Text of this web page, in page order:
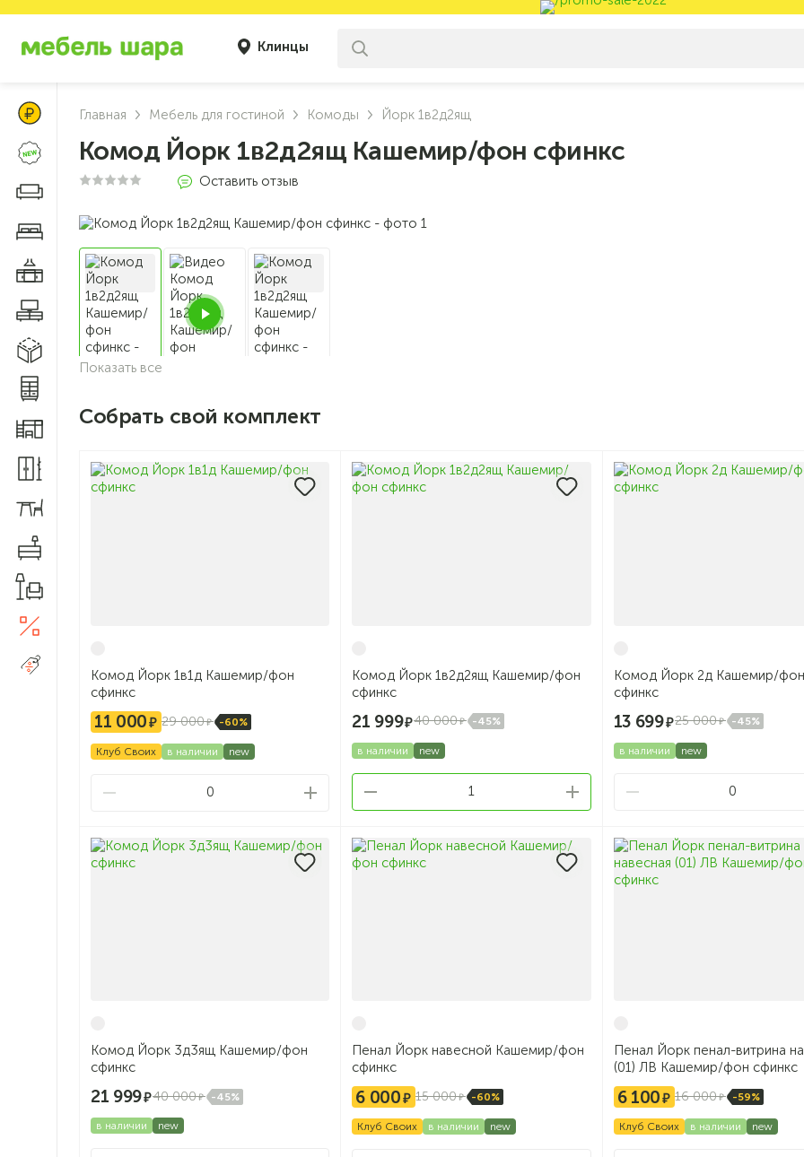
Клинцы
Цены Клуба Своих
Новинки
Мебель для спальни
Мебель для кухни
Мебель для гостиной
Модульные системы
Мебель для детской
Шкафы и прихожие
Главная Мебель для гостиной Комоды Йорк 1в2д2ящ
Комод Йорк 1в2д2ящ Кашемир/фон сфинкс
Оставить отзыв
Показать все
Собрать свой комплект
Комод Йорк 1в1д Кашемир/фон
сфинкс
11 000 29 000 -60%
Клуб Своих в наличии new
0
Комод Йорк 1в2д2ящ Кашемир/фон
сфинкс
21 999 40 000 -45%
в наличии new
1
Комод Йорк 2д Кашемир/фон
сфинкс
13 699 25 000 -45%
в наличии new
0
Комод Йорк 3д3ящ Кашемир/фон
сфинкс
21 999 40 000 -45%
в наличии new
Пенал Йорк навесной Кашемир/фон
сфинкс
6 000 15 000 -60%
Клуб Своих в наличии new
Пенал Йорк пенал-витрина
(01) ЛВ Кашемир/фон сфинкс
6 100 16 000 -59%
Клуб Своих в наличии new